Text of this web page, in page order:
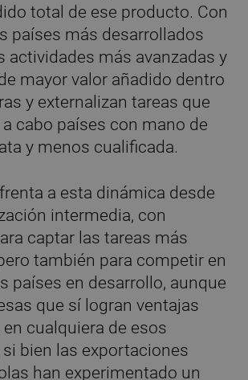
total de ese producto. Con
países más desarrollados
actividades más avanzadas y
mayor valor añadido dentro
y externalizan tareas que
cabo países con mano de
y menos cualificada.
a esta dinámica desde
intermedia, con
captar las tareas más
también para competir en
países en desarrollo, aunque
que sí logran ventajas
cualquiera de esos
bien las exportaciones
han experimentado un